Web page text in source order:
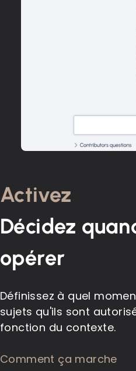
Activez
Décidez
opérer
Définissez à quel
sujets qu'ils sont
fonction du contexte.
Comment ça marche